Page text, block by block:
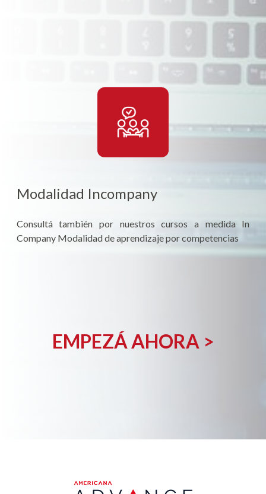
Modalidad Incompany
Consultá también por nuestros cursos a medida In
Company Modalidad de aprendizaje por competencias
EMPEZÁ AHORA >